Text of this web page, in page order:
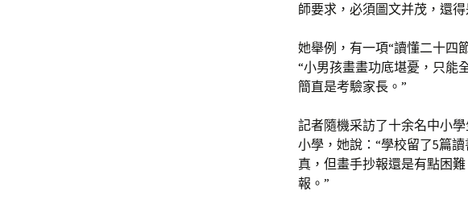
師要求，必須圖文并茂，還
她舉例，有一項“讀懂二十四
“小男孩畫畫功底堪憂，只能
簡直是考驗家長。”
記者隨機采訪了十余名中小
小學，她說：“學校留了5篇
真，但畫手抄報還是有點困
報。”